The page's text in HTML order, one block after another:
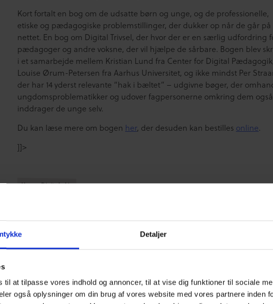
Detaljer
til at tilpasse vores indhold og annoncer, til at vise dig funktioner til sociale
også oplysninger om din brug af vores website med vores partnere inden
Kort fortalt en bog om de udsatte børn og unge, og de professionelle,
etiske og pædagogiske problemstillinger, der dukker op når de går på
nettet. En bog om Digital Trivsel, der hvor der er en særlig udfordring
pædagoger og andre voksne, der vil hjælpe de sårbare. Bogen blev
i et samarbejde mellem Kristian Lund fra Center for Digital Pædagogik,
Louise Ørum-Petersen fra Aarhus Universitet, og ikke mindst Per
der har 14 yderst relevante “hak i bæltet” – udgivne bøger, der
ungdomsproblematikker og udover fagpersonerne omkring dem også
inddrager de unge selv.
Du kan læse mere om bogen her, der desuden kan bestilles online.
]]>
Unges Digitale Liv
Unges Digitale Liv
Hvad synes du om vores artikel?